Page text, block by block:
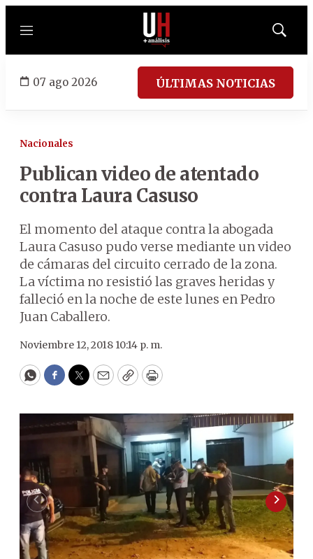
Menú
Mostrar
07 ago 2026 ÚLTIMAS NOTICIAS
Nacionales
Publican video de atentado
contra Laura Casuso
El momento del ataque contra la abogada
Laura Casuso pudo verse mediante un video
de cámaras del circuito cerrado de la zona.
La víctima no resistió las graves heridas y
falleció en la noche de este lunes en Pedro
Juan Caballero.
Noviembre 12, 2018 10:14 p. m.
WhatsApp
Facebook
Twitter
EmailCopyPrint